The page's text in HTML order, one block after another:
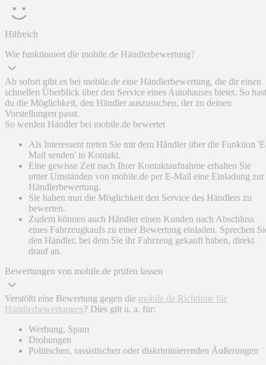
Hilfreich
Wie funktioniert die mobile.de Händlerbewertung?
Ab sofort gibt es bei mobile.de eine Händlerbewertung, die dir einen
schnellen Überblick über den Service eines Autohauses bietet. So hast
du die Möglichkeit, den Händler auszusuchen, der zu deinen
Vorstellungen passt.
So werden Händler bei mobile.de bewertet
Als Interessent treten Sie mit dem Händler über die Funktion
Mail senden' in Kontakt.
Eine gewisse Zeit nach Ihrer Kontaktaufnahme erhalten Sie
unter Umständen von mobile.de per E-Mail eine Einladung zur
Händlerbewertung.
Sie haben nun die Möglichkeit den Service des Händlers zu
bewerten.
Zudem können auch Händler einen Kunden nach Abschluss
eines Fahrzeugkaufs zu einer Bewertung einladen. Sprechen
den Händler, bei dem Sie ihr Fahrzeug gekauft haben, direkt
drauf an.
Bewertungen von mobile.de prüfen lassen
Verstößt eine Bewertung gegen die mobile.de Richtlinie für
Händlerbewertungen? Dies gilt u. a. für:
Werbung, Spam
Drohungen
Politischen, rassistischen oder diskriminierenden Äußerungen